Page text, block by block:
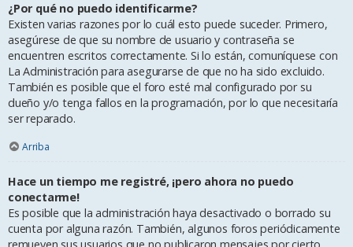
¿Por qué no puedo identificarme?
Existen varias razones por lo cuál esto puede suceder. Primero,
asegúrese de que su nombre de usuario y contraseña se
encuentren escritos correctamente. Si lo están, comuníquese con
La Administración para asegurarse de que no ha sido excluido.
También es posible que el foro esté mal configurado por su
dueño y/o tenga fallos en la programación, por lo que necesitaría
ser reparado.
Arriba
Hace un tiempo me registré, ¡pero ahora no puedo
conectarme!
Es posible que la administración haya desactivado o borrado su
cuenta por alguna razón. También, algunos foros periódicamente